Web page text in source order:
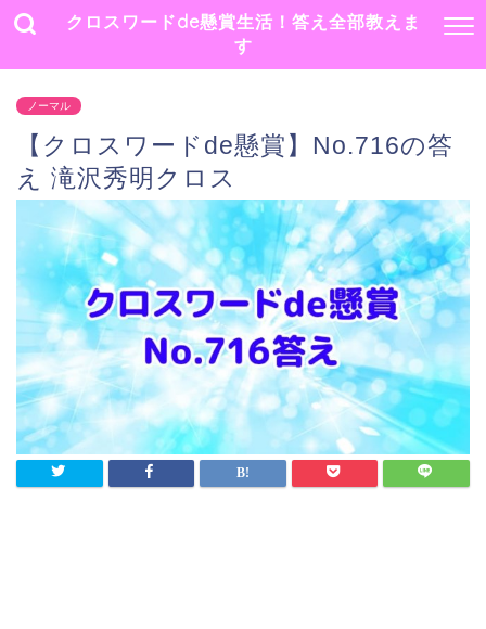
クロスワードde懸賞生活！答え全部教えま
す
ノーマル
【クロスワードde懸賞】No.716の答
え 滝沢秀明クロス